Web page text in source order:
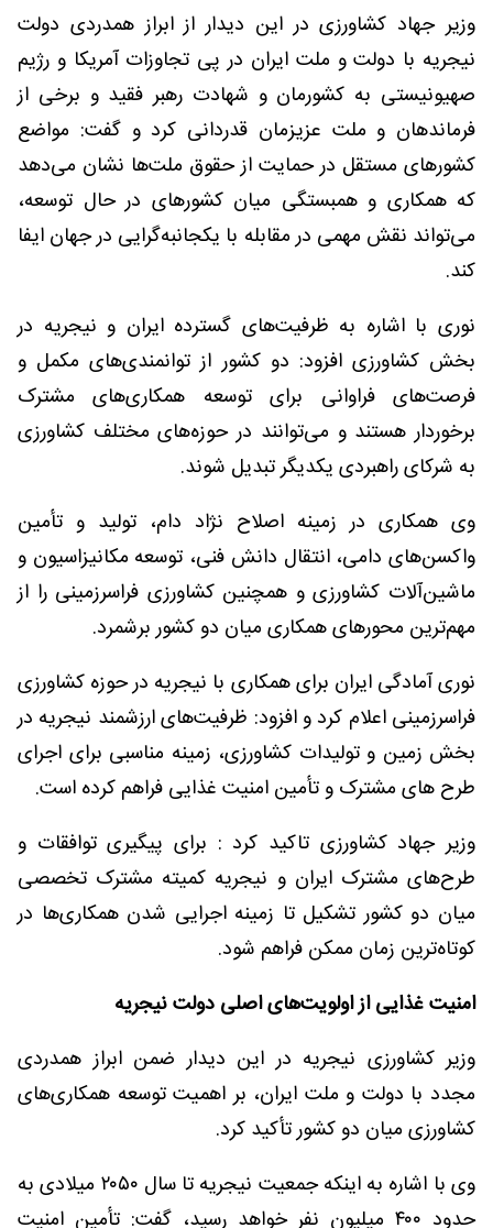
وزیر جهاد کشاورزی در این دیدار از ابراز همدردی دولت
نیجریه با دولت و ملت ایران در پی تجاوزات آمریکا و رژیم
صهیونیستی به کشورمان و شهادت رهبر فقید و برخی از
فرماندهان و ملت عزیزمان قدردانی کرد و گفت: مواضع
کشورهای مستقل در حمایت از حقوق ملت‌ها نشان می‌دهد
که همکاری و همبستگی میان کشورهای در حال توسعه،
می‌تواند نقش مهمی در مقابله با یکجانبه‌گرایی در جهان ایفا
کند.
نوری با اشاره به ظرفیت‌های گسترده ایران و نیجریه در
بخش کشاورزی افزود: دو کشور از توانمندی‌های مکمل و
فرصت‌های فراوانی برای توسعه همکاری‌های مشترک
برخوردار هستند و می‌توانند در حوزه‌های مختلف کشاورزی
به شرکای راهبردی یکدیگر تبدیل شوند.
وی همکاری در زمینه اصلاح نژاد دام، تولید و تأمین
واکسن‌های دامی، انتقال دانش فنی، توسعه مکانیزاسیون و
ماشین‌آلات کشاورزی و همچنین کشاورزی فراسرزمینی را از
مهم‌ترین محورهای همکاری میان دو کشور برشمرد.
نوری آمادگی ایران برای همکاری با نیجریه در حوزه کشاورزی
فراسرزمینی اعلام کرد و افزود: ظرفیت‌های ارزشمند نیجریه در
بخش زمین و تولیدات کشاورزی، زمینه مناسبی برای اجرای
طرح های مشترک و تأمین امنیت غذایی فراهم کرده است.
وزیر جهاد کشاورزی تاکید کرد : برای پیگیری توافقات و
طرح‌های مشترک ایران و نیجریه کمیته مشترک تخصصی
میان دو کشور تشکیل تا زمینه اجرایی شدن همکاری‌ها در
کوتاه‌ترین زمان ممکن فراهم شود.
امنیت غذایی از اولویت‌های اصلی دولت نیجریه
وزیر کشاورزی نیجریه در این دیدار ضمن ابراز همدردی
مجدد با دولت و ملت ایران، بر اهمیت توسعه همکاری‌های
کشاورزی میان دو کشور تأکید کرد.
وی با اشاره به اینکه جمعیت نیجریه تا سال ۲۰۵۰ میلادی به
حدود ۴۰۰ میلیون نفر خواهد رسید، گفت: تأمین امنیت